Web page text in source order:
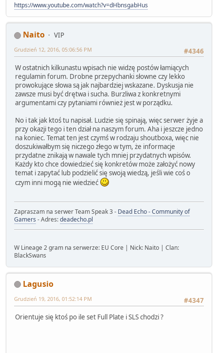
https://www.youtube.com/watch?v=dHbnsgabHus
Naito
VIP
#4346
Grudzień 12, 2016, 05:06:56 PM
W ostatnich kilkunastu wpisach nie widzę postów łamiących
regulamin forum. Drobne przepychanki słowne czy lekko
prowokujące słowa są jak najbardziej wskazane. Dyskusja nie
zawsze musi być drętwa i sucha. Burzliwa z konkretnymi
argumentami czy pytaniami również jest w porządku.
No i tak jak ktoś tu napisał. Ludzie się spinają, więc serwer żyje a
przy okazji tego i ten dział na naszym forum. Aha i jeszcze jedno
na koniec. Temat ten jest czymś w rodzaju shoutboxa, więc nie
doszukiwałbym się niczego złego w tym, że informacje
przydatne znikają w nawale tych mniej przydatnych wpisów.
Każdy kto chce dowiedzieć się konkretów może założyć nowy
temat i zapytać lub podzielić się swoją wiedzą, jeśli wie coś o
czym inni mogą nie wiedzieć
Zapraszam na serwer Team Speak 3 - Dead Echo - Community of
Gamers - Adres:deadecho.pl
W Lineage 2 gram na serwerze: EU Core | Nick: Naito | Clan:
BlackSwans
Lagusio
#4347
Grudzień 19, 2016, 01:52:14 PM
Orientuje się ktoś po ile set Full Plate i SLS chodzi ?